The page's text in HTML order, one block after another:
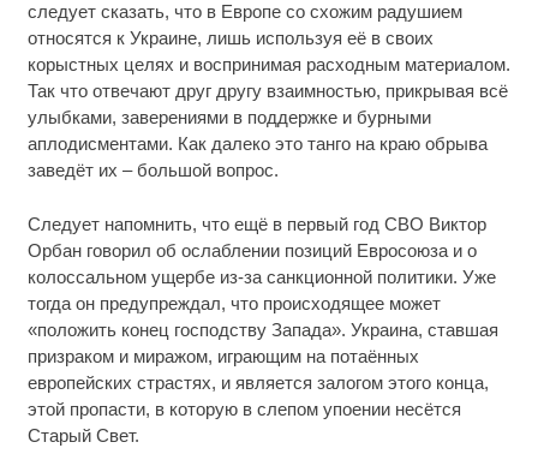
следует сказать, что в Европе со схожим радушием
относятся к Украине, лишь используя её в своих
корыстных целях и воспринимая расходным материалом.
Так что отвечают друг другу взаимностью, прикрывая всё
улыбками, заверениями в поддержке и бурными
аплодисментами. Как далеко это танго на краю обрыва
заведёт их – большой вопрос.
Следует напомнить, что ещё в первый год СВО Виктор
Орбан говорил об ослаблении позиций Евросоюза и о
колоссальном ущербе из-за санкционной политики. Уже
тогда он предупреждал, что происходящее может
«положить конец господству Запада». Украина, ставшая
призраком и миражом, играющим на потаённых
европейских страстях, и является залогом этого конца,
этой пропасти, в которую в слепом упоении несётся
Старый Свет.